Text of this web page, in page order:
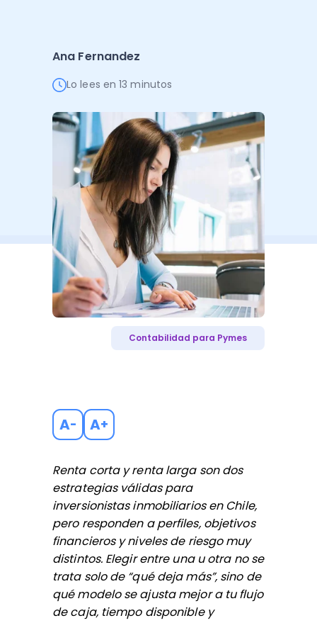
Ver todo
Ver TodoAna Fernandez
Lo lees en 13 minutos
Contabilidad para Pymes
A- A+
Renta corta y renta larga son dos
estrategias válidas para
inversionistas inmobiliarios en Chile,
pero responden a perfiles, objetivos
financieros y niveles de riesgo muy
distintos. Elegir entre una u otra no se
trata solo de “qué deja más”, sino de
qué modelo se ajusta mejor a tu flujo
de caja, tiempo disponible y